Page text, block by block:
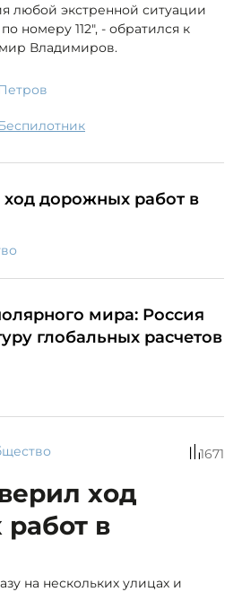
любой экстренной ситуации
номеру 112", - обратился к
Владимиров.
беспилотник
дорожных работ в
мира: Россия
глобальных расчетов
1671
ход
в
на нескольких улицах и